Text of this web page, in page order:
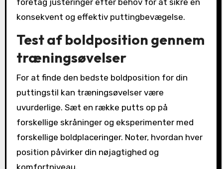
foretag justeringer efter behov for at sikre en
konsekvent og effektiv puttingbevægelse.
Test af boldposition gennem
træningsøvelser
For at finde den bedste boldposition for din
puttingstil kan træningsøvelser være
uvurderlige. Sæt en række putts op på
forskellige skråninger og eksperimenter med
forskellige boldplaceringer. Noter, hvordan hver
position påvirker din nøjagtighed og
komfortniveau.